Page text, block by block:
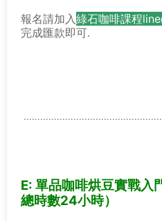
報名請加入綠石咖啡課程
完成匯款即可.
E: 單品咖啡烘豆實戰入
總時數24小時）